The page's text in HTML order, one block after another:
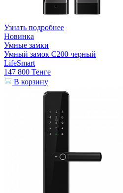
Узнать подробнее
Новинка
Умные замки
Умный замок С200 черный
LifeSmart
147 800 Тенге
В корзину